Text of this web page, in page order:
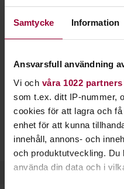
Samtycke Information
Ansvarsfull användning
Vi och våra 1022 partners
som t.ex. ditt IP-nummer,
cookies för att lagra och
enhet för att kunna
innehåll, annons- och
och produktutveckling.
använda din data och i
stillebenoch
Du kan också teckna fritt
Beroende på om du vill
Teckning är en bra start
fortsätter sedan med
Populära tekniker att lära
gråskala ,perspektivoch